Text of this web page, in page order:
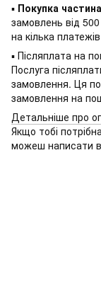
▪ Покупка
замовлень від
на кілька
▪ Післяплата на
Послуга
замовлення. Ця
замовлення на
Детальніше про
Якщо тобі
можеш написати